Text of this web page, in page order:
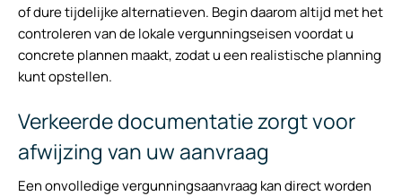
of dure tijdelijke alternatieven. Begin daarom altijd met het
controleren van de lokale vergunningseisen voordat u
concrete plannen maakt, zodat u een realistische planning
kunt opstellen.
Verkeerde documentatie zorgt voor
afwijzing van uw aanvraag
Een onvolledige vergunningsaanvraag kan direct worden